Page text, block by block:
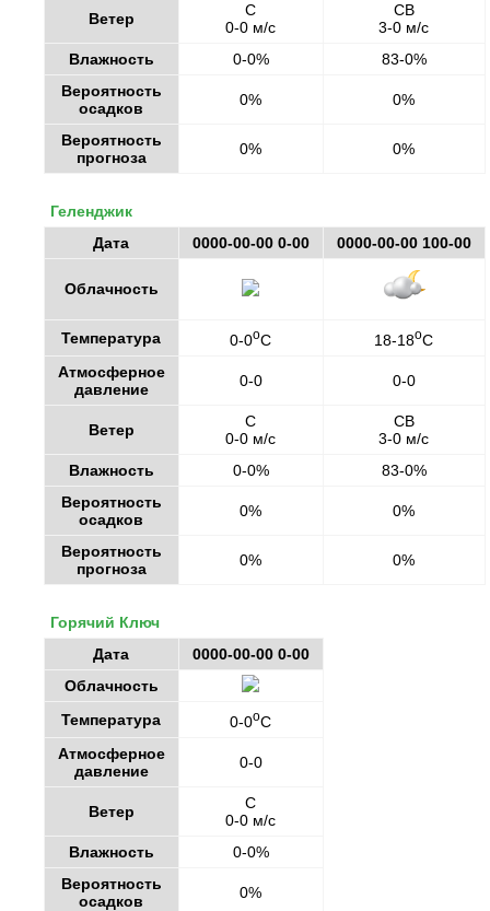
Ветер
С
0-0 м/с
СВ
3-0 м/с
Влажность
0-0%
83-0%
Вероятность
осадков
0% 0%
Вероятность
прогноза
0% 0%
Геленджик
Дата
0000-00-00 0-00 0000-00-00 100-00
Облачность
Температура 0-0oC 18-18oC
Атмосферное
давление
0-0 0-0
Ветер
С
0-0 м/с
СВ
3-0 м/с
Влажность
0-0%
83-0%
Вероятность
осадков
0% 0%
Вероятность
прогноза
0% 0%
Горячий Ключ
Дата
0000-00-00 0-00
Облачность
Температура
0-0oC
Атмосферное
давление
0-0
Ветер
С
0-0 м/с
Влажность
0-0%
Вероятность
осадков
0%